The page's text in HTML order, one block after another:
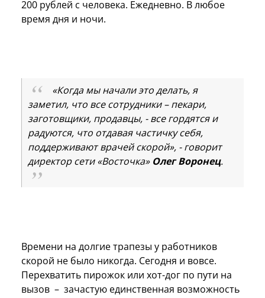
200 рублей с человека. Ежедневно. В любое
время дня и ночи.
«Когда мы начали это делать, я
заметил, что все сотрудники – пекари,
заготовщики, продавцы, - все гордятся и
радуются, что отдавая частичку себя,
поддерживают врачей скорой», - говорит
директор сети «Восточка» Олег Воронец.
Времени на долгие трапезы у работников
скорой не было никогда. Сегодня и вовсе.
Перехватить пирожок или хот-дог по пути на
вызов – зачастую единственная возможность